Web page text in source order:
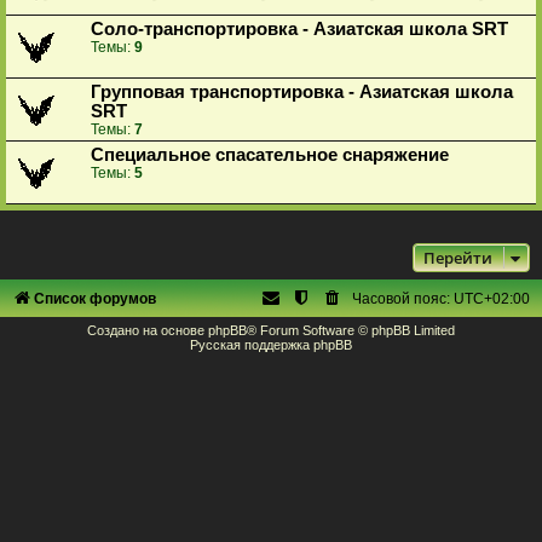
Соло-транспортировка - Азиатская школа SRT
Темы: 9
Групповая транспортировка - Азиатская школа
SRT
Темы: 7
Специальное спасательное снаряжение
Темы: 5
Перейти
Список форумов Часовой пояс:UTC+02:00
Создано на основе phpBB® Forum Software © phpBB Limited
Русская поддержка phpBB